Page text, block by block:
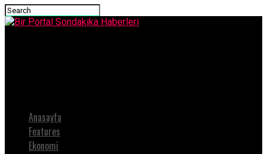
Anasayfa
Features
Ekonomi